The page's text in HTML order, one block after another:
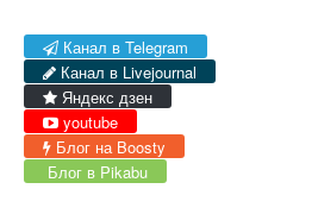
Канал в Telegram
Канал в Livejournal
Яндекс дзен
youtube
Блог на Boosty
Блог в Pikabu